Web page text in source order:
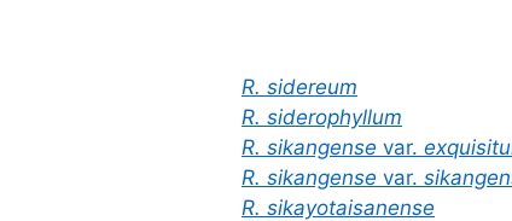
R. sidereum
R. siderophyllum
R. sikangense var.
R. sikangense var.
R. sikayotaisanense